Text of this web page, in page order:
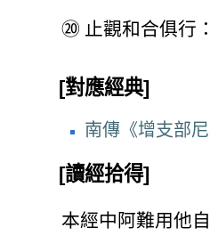
⑳ 止觀和合俱行
[對應經典]
南傳《增支部
[讀經拾得]
本經中阿難用他